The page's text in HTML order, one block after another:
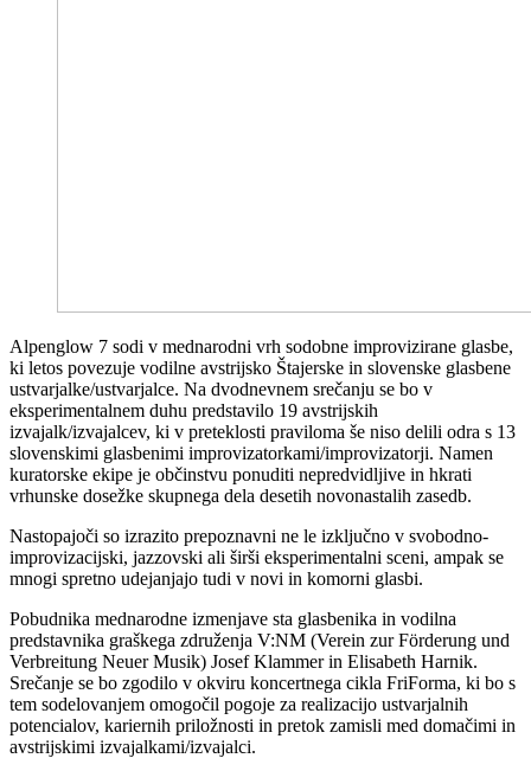
Alpenglow 7 sodi v mednarodni vrh sodobne improvizirane glasbe,
ki letos povezuje vodilne avstrijsko Štajerske in slovenske glasbene
ustvarjalke/ustvarjalce. Na dvodnevnem srečanju se bo v
eksperimentalnem duhu predstavilo 19 avstrijskih
izvajalk/izvajalcev, ki v preteklosti praviloma še niso delili odra s 13
slovenskimi glasbenimi improvizatorkami/improvizatorji. Namen
kuratorske ekipe je občinstvu ponuditi nepredvidljive in hkrati
vrhunske dosežke skupnega dela desetih novonastalih zasedb.
Nastopajoči so izrazito prepoznavni ne le izključno v svobodno-
improvizacijski, jazzovski ali širši eksperimentalni sceni, ampak se
mnogi spretno udejanjajo tudi v novi in komorni glasbi.
Pobudnika mednarodne izmenjave sta glasbenika in vodilna
predstavnika graškega združenja V:NM (Verein zur Förderung und
Verbreitung Neuer Musik) Josef Klammer in Elisabeth Harnik.
Srečanje se bo zgodilo v okviru koncertnega cikla FriForma, ki bo s
tem sodelovanjem omogočil pogoje za realizacijo ustvarjalnih
potencialov, kariernih priložnosti in pretok zamisli med domačimi in
avstrijskimi izvajalkami/izvajalci.